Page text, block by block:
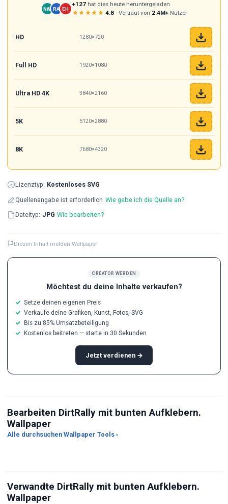
CREATOR WERDEN
Möchtest du deine Inhalte verkaufen?
Setze deinen eigenen Preis
Verkaufe deine Grafiken, Kunst, Fotos, SVG
Bis zu 85% Umsatzbeteiligung
Kostenlos beitreten — starte in 30 Sekunden
Jetzt verdienen →
NW RA EH
+127hat dies heute heruntergeladen
★★★★★ 4.8 · Vertraut von 2.4M+ Nutzer
HD 1280×720
Full HD 1920×1080
Ultra HD 4K 3840×2160
5K 5120×2880
8K 7680×4320
Lizenztyp: Kostenloses SVG
Quellenangabe ist erforderlich Wie gebe ich die Quelle an?
Dateityp: JPG Wie bearbeiten?
Diesen Inhalt melden Wallpaper
Bearbeiten DirtRally mit bunten Aufklebern.
Wallpaper
Alle durchsuchen Wallpaper Tools ›
JPG-Kompressor Live Wallpaper Maker
Verwandte DirtRally mit bunten Aufklebern.
Wallpaper